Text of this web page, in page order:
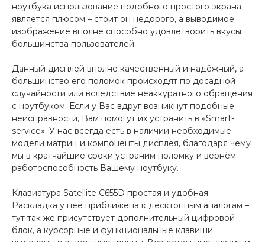
ноутбука использование подобного простого экрана
является плюсом – стоит он недорого, а выводимое
изображение вполне способно удовлетворить вкусы
большинства пользователей.
Данный дисплей вполне качественный и надёжный, а
большинство его поломок происходят по досадной
случайности или вследствие неаккуратного обращения
с ноутбуком. Если у Вас вдруг возникнут подобные
неисправности, Вам помогут их устранить в «Smart-
service». У нас всегда есть в наличии необходимые
модели матриц и компоненты дисплея, благодаря чему
мы в кратчайшие сроки устраним поломку и вернём
работоспособность Вашему ноутбуку.
Клавиатура Satellite C655D простая и удобная.
Раскладка у неё приближена к десктопным аналогам –
тут так же присутствует дополнительный цифровой
блок, а курсорные и функциональные клавиши